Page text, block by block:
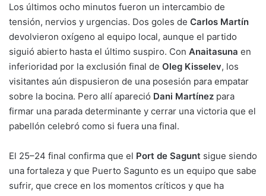
Los últimos ocho minutos fueron un intercambio de
tensión, nervios y urgencias. Dos goles de Carlos Martín
devolvieron oxígeno al equipo local, aunque el partido
siguió abierto hasta el último suspiro. Con Anaitasuna en
inferioridad por la exclusión final de Oleg Kisselev, los
visitantes aún dispusieron de una posesión para empatar
sobre la bocina. Pero allí apareció Dani Martínez para
firmar una parada determinante y cerrar una victoria que el
pabellón celebró como si fuera una final.
El 25–24 final confirma que el Port de Sagunt sigue siendo
una fortaleza y que Puerto Sagunto es un equipo que sabe
sufrir, que crece en los momentos críticos y que ha